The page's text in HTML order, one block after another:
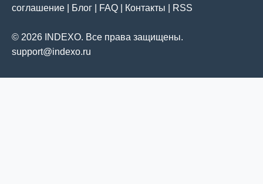
соглашение
Блог FAQ Контакты RSS
© 2026 INDEXO. Все права защищены.
support@indexo.ru